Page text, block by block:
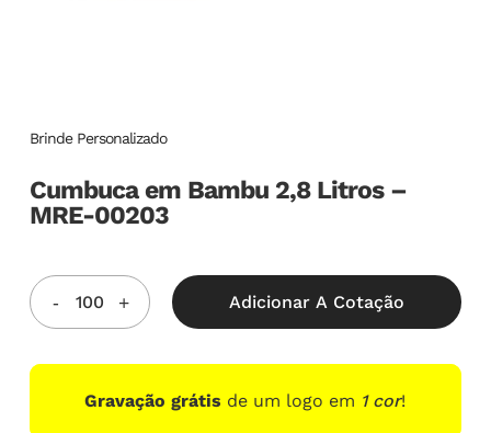
Brinde Personalizado
Cumbuca em Bambu 2,8 Litros –
MRE-00203
Adicionar A Cotação
Gravação grátis de um logo em 1 cor!